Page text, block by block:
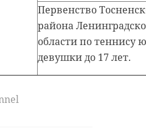
Первенство
района
области по теннису
девушки до 17 лет.